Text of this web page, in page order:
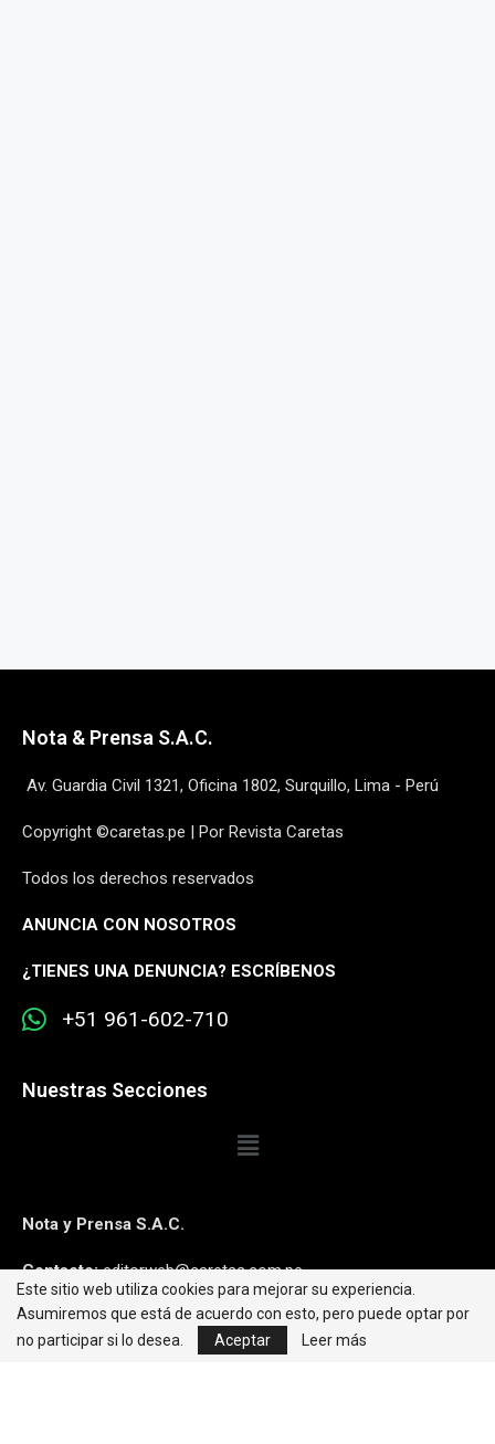
Nota & Prensa S.A.C.
Av. Guardia Civil 1321, Oficina 1802, Surquillo, Lima - Perú
Copyright ©caretas.pe | Por Revista Caretas
Todos los derechos reservados
ANUNCIA CON NOSOTROS
¿TIENES UNA DENUNCIA? ESCRÍBENOS
+51 961-602-710
Nuestras Secciones
Nota y Prensa S.A.C.
Contacto:editorweb@caretas.com.pe
Síguenos:
Este sitio web utiliza cookies para mejorar su experiencia.
Asumiremos que está de acuerdo con esto, pero puede optar por
no participar si lo desea.
Aceptar Leer más